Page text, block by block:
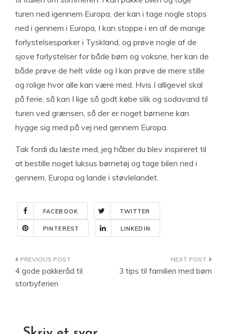
turen ned igennem Europa, der kan i tage nogle stops
ned i gennem i Europa, I kan stoppe i en af de mange
forlystelsesparker i Tyskland, og prøve nogle af de
sjove forlystelser for både børn og voksne, her kan de
både prøve de helt vilde og I kan prøve de mere stille
og rolige hvor alle kan være med. Hvis I alligevel skal
på ferie, så kan I lige så godt købe slik og sodavand til
turen ved grænsen, så der er noget børnene kan
hygge sig med på vej ned gennem Europa.
Tak fordi du læste med, jeg håber du blev inspireret til
at bestille noget luksus børnetøj og tage bilen ned i
gennem, Europa og lande i støvlelandet.
FACEBOOK TWITTER
PINTEREST LINKEDIN
Indlægsnavigation
4 gode pakkeråd til
storbyferien
3 tips til familien med børn